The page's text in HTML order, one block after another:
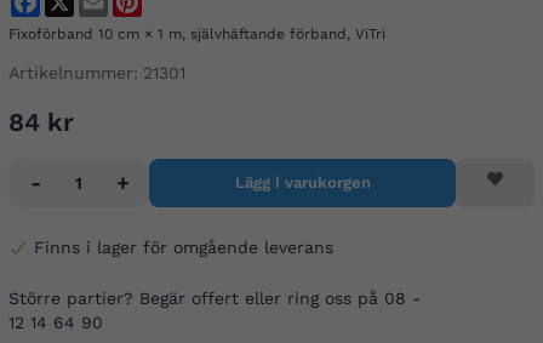
Fixoförband 10 cm × 1 m, självhäftande förband, ViTri
Artikelnummer: 21301
84 kr
- + Lägg i varukorgen
Finns i lager för omgående leverans
Större partier? Begär offert eller ring oss på 08 -
12 14 64 90